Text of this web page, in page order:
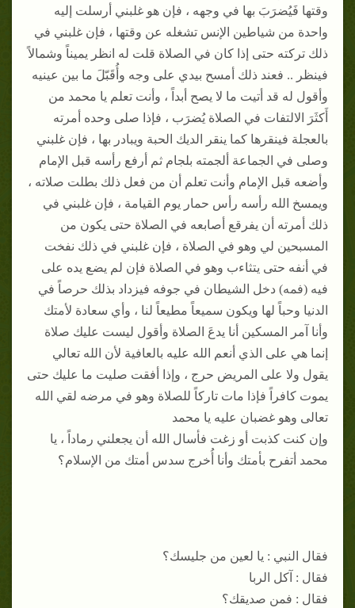
وقتها فَيُضرَبَ بها في وجهه ، فإن هو غلبني أرسلت إليه
واحدة من شياطين الإنس تشغله عن وقتها ، فإن غلبني في
ذلك تركته حتى إذا كان في الصلاة قلت له انظر يميناً وشمالاً
فينظر .. فعند ذلك أمسح بيدي على وجه وأُقَبّلَ ما بين عينيه
وأقول له قد أتيت ما لا يصح أبداً ، وأنت تعلم يا محمد من
أَكثَرَ الالتفات في الصلاة يُضرَب ، فإذا صلى وحده أمرته
بالعجلة فينقرها كما ينقر الديك الحبة ويبادر بها ، فإن غلبني
وصلى في الجماعة ألجمته بلجام ثم أرفع رأسه قبل الإمام
وأضعه قبل الإمام وأنت تعلم أن من فعل ذلك بطلت صلاته ،
ويمسخ الله رأسه رأس حمار يوم القيامة ، فإن غلبني في
ذلك أمرته أن يفرقع أصابعه في الصلاة حتى يكون من
المسبحين لي وهو في الصلاة ، فإن غلبني في ذلك نفخت
في أنفه حتى يتثاءب وهو في الصلاة فإن لم يضع يده على
فيه (فمه) دخل الشيطان في جوفه فيزداد بذلك حرصاً في
الدنيا وحباً لها ويكون سميعاً مطيعاً لنا ، وأي سعادة لأمتك
وأنا آمر المسكين أنا يدعَ الصلاة وأقول ليست عليك صلاة
إنما هي على الذي أنعم الله عليه بالعافية لأن الله تعالي
يقول ولا على المريض حرج ، وإذا أفقت صليت ما عليك حتى
يموت كافراً فإذا مات تاركاً للصلاة وهو في مرضه لقي الله
تعالى وهو غضبان عليه يا محمد
وإن كنت كذبت أو زغت فأسال الله أن يجعلني رماداً ، يا
محمد أتفرح بأمتك وأنا أُخرج سدس أمتك من الإسلام؟
فقال النبي : يا لعين من جليسك؟
فقال : آكل الربا
فقال : فمن صديقك؟